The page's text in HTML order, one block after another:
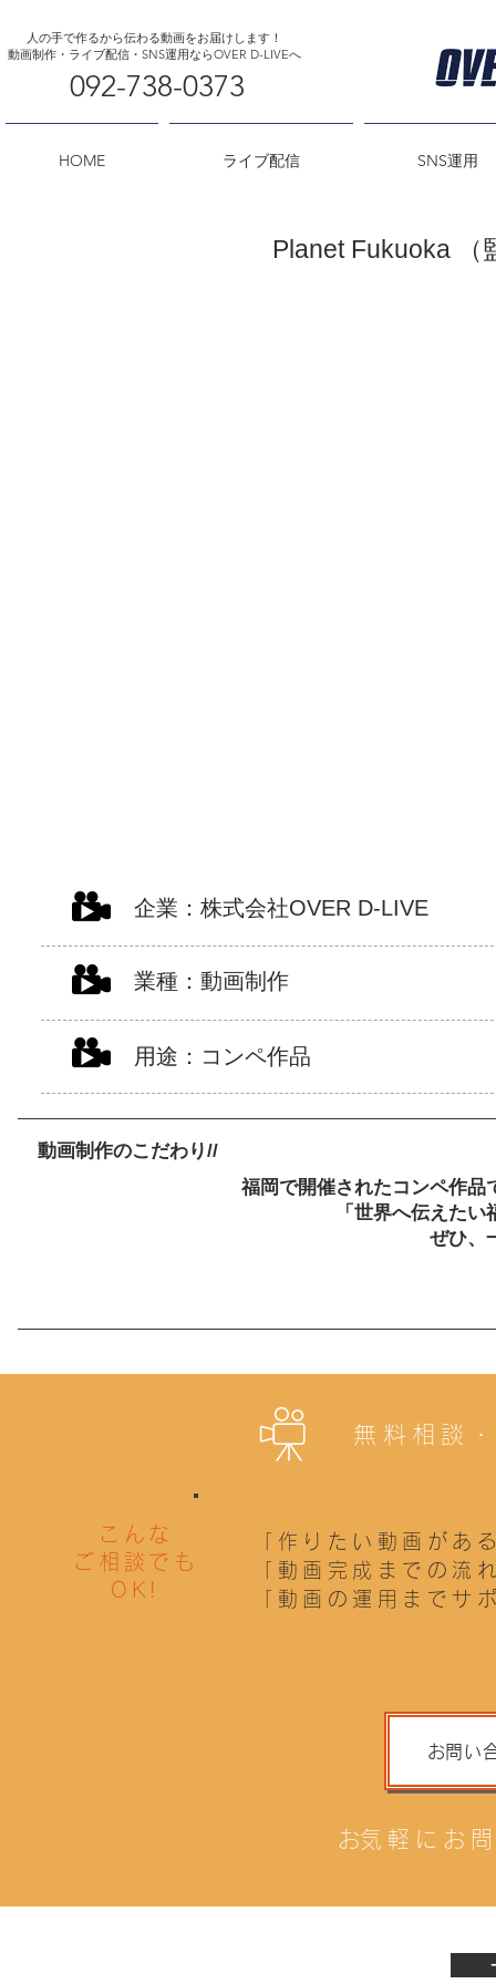
人の手で作るから伝わる動画をお届けします！
​動画制作・ライブ配信・SNS運用ならOVER D-LIVEへ
092-738-0373
HOME ライブ配信 SNS運用
Planet Fukuoka （
動画制作のこだわり//
福岡で開催されたコンペ作品
「世界へ伝えた
ぜひ、
企業：株式会社OVER D-LIVE
業種： 動画制作
用途：コンペ作品
無料相談
「作りたい動画があ
「動画完成までの流
「動画の運用までサ
こんな
ご相談でも
OK!
お問い
お気軽にお